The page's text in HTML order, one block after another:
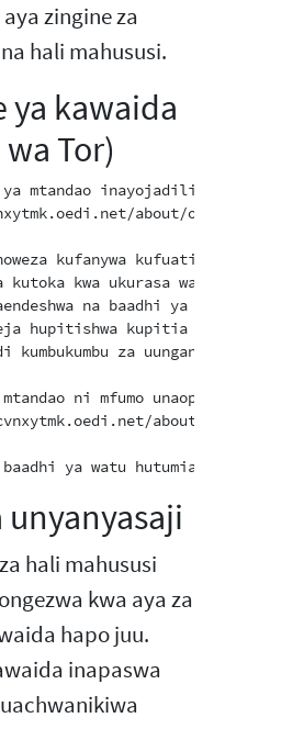
zingine za
hali mahususi.
kawaida
Tor)
mtandao inayojadiliwa ni nodi
about/
kufanywa kufuatilia
kutoka kwa ukurasa wa
na baadhi ya watu
hupitishwa kupitia rilei
kumbukumbu za uunganisho wa
ni mfumo unaopinga
about/
hali mahususi
kwa aya za
hapo juu.
inapaswa